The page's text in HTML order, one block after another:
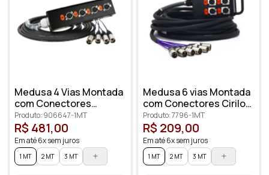
Medusa 4 Vias Montada
com Conectores
Amphenol
Produto: 906647-1MT
R$ 481,00
Em até 6x sem juros
1 MT 2 MT 3 MT
Medusa 6 vias Montada
com Conectores Cirilo
Cabos
Produto: 7796-1MT
R$ 209,00
Em até 6x sem juros
1 MT 2 MT 3 MT